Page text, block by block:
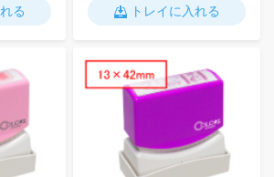
る トレイに入れる